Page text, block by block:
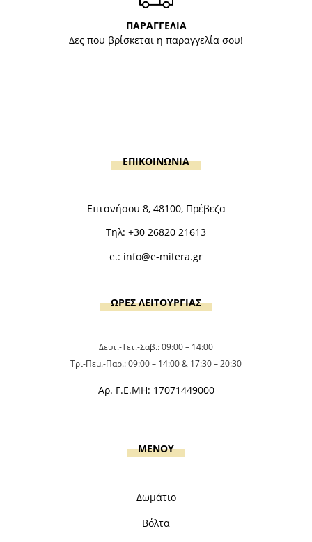
ΠΑΡΑΓΓΕΛΙΑ
Δες που βρίσκεται η παραγγελία σου!
ΕΠΙΚΟΙΝΩΝΙΑ
Επτανήσου 8, 48100, Πρέβεζα
Τηλ: +30 26820 21613
e.: info@e-mitera.gr
ΩΡΕΣ ΛΕΙΤΟΥΡΓΙΑΣ
Δευτ.-Τετ.-Σαβ.: 09:00 – 14:00
Τρι-Πεμ.-Παρ.: 09:00 – 14:00 & 17:30 – 20:30
Αρ. Γ.Ε.ΜΗ: 17071449000
MENOY
Δωμάτιο
Βόλτα